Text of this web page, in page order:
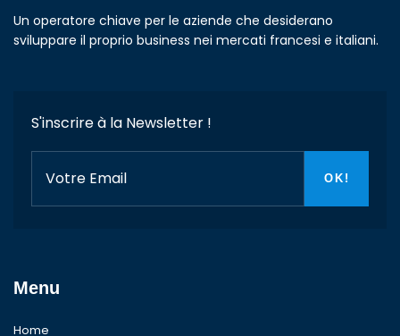
Un operatore chiave per le aziende che desiderano
sviluppare il proprio business nei mercati francesi e italiani.
S'inscrire à la Newsletter !
Menu
Home